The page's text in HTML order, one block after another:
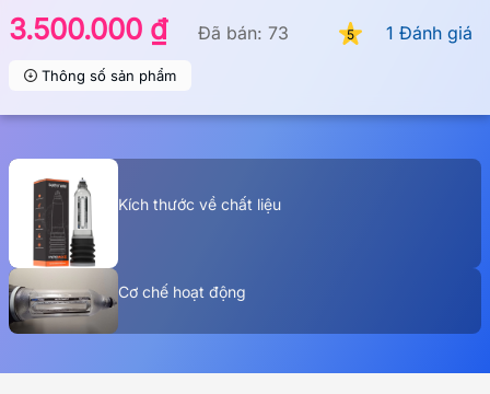
3.500.000 ₫ Đã bán: 73 5 1 Đánh giá
Thông số sản phẩm
Kích thước về chất liệu
Cơ chế hoạt động